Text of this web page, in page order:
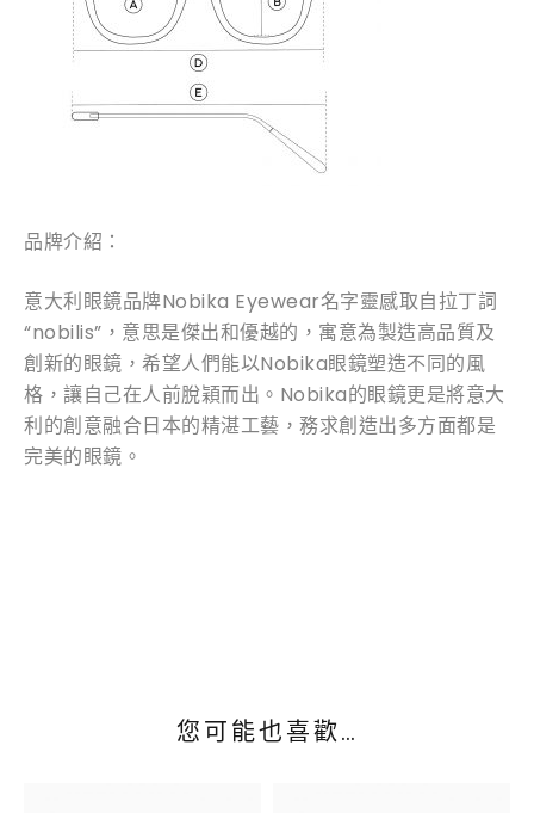
品牌介紹：
意大利眼鏡品牌Nobika Eyewear名字靈感取自拉丁詞
“nobilis”，意思是傑出和優越的，寓意為製造高品質及
創新的眼鏡，希望人們能以Nobika眼鏡塑造不同的風
格，讓自己在人前脫穎而出。Nobika的眼鏡更是將意大
利的創意融合日本的精湛工藝，務求創造出多方面都是
完美的眼鏡。
您可能也喜歡…